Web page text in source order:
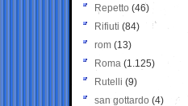
Repetto (46)
Rifiuti (84)
rom (13)
Roma (1.125)
Rutelli (9)
san gottardo (4)